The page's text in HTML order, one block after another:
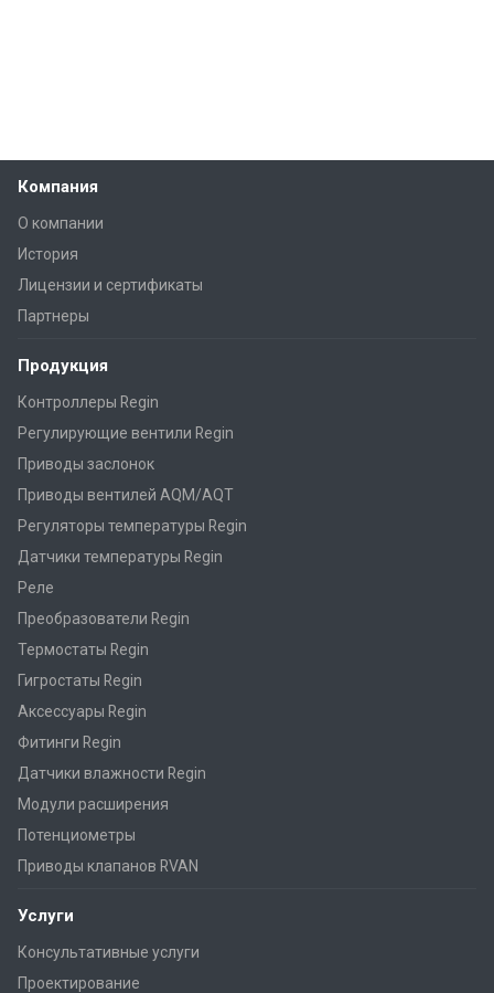
Компания
О компании
История
Лицензии и сертификаты
Партнеры
Продукция
Контроллеры Regin
Регулирующие вентили Regin
Приводы заслонок
Приводы вентилей AQM/AQT
Регуляторы температуры Regin
Датчики температуры Regin
Реле
Преобразователи Regin
Термостаты Regin
Гигростаты Regin
Аксессуары Regin
Фитинги Regin
Датчики влажности Regin
Модули расширения
Потенциометры
Приводы клапанов RVAN
Услуги
Консультативные услуги
Проектирование